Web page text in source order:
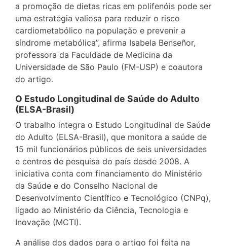
a promoção de dietas ricas em polifenóis pode ser
uma estratégia valiosa para reduzir o risco
cardiometabólico na população e prevenir a
síndrome metabólica”, afirma Isabela Benseñor,
professora da Faculdade de Medicina da
Universidade de São Paulo (FM-USP) e coautora
do artigo.
O Estudo Longitudinal de Saúde do Adulto
(ELSA-Brasil)
O trabalho integra o Estudo Longitudinal de Saúde
do Adulto (ELSA-Brasil), que monitora a saúde de
15 mil funcionários públicos de seis universidades
e centros de pesquisa do país desde 2008. A
iniciativa conta com financiamento do Ministério
da Saúde e do Conselho Nacional de
Desenvolvimento Científico e Tecnológico (CNPq),
ligado ao Ministério da Ciência, Tecnologia e
Inovação (MCTI).
A análise dos dados para o artigo foi feita na